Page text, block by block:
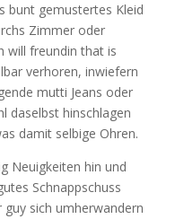
bunt gemustertes Kleid
Zimmer oder
will freundin that is
verhoren, inwiefern
mutti Jeans oder
daselbst hinschlagen
damit selbige Ohren.
Neuigkeiten hin und
Schnappschuss
sich umherwandern